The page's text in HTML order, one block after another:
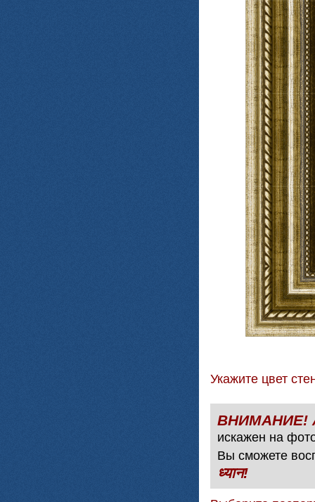
Укажите цвет
искажен на
Вы сможете
ध्यान!